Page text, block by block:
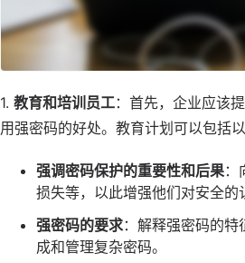
1. 教育和培训员工：首先，企业应该
用强密码的好处。教育计划可以包括以
强调密码保护的重要性和后果：
损失等，以此增强他们对安全的
强密码的要求：解释强密码的
成和管理复杂密码。